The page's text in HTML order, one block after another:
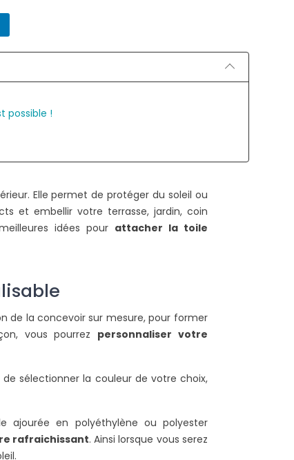
TENDRE UNE TOILE
?
vues
la tendre pour améliorer sa
de vie....
la suite
QUELLES SONT LES
AUTORISATIONS
NÉCESSAIRES POUR
PERGOLA ADOSSÉE ?
possible !
Elle permet de protéger du soleil ou
et embellir votre terrasse, jardin, coin
idées pour attacher la toile
de la concevoir sur mesure, pour former
vous pourrez personnaliser votre
sélectionner la couleur de votre choix,
ajourée en polyéthylène ou polyester
rafraichissant. Ainsi lorsque vous serez